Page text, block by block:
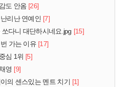
도 안옴 [26]
리난 연예인 [7]
다니 대단하시네요.jpg [15]
가는 이유 [17]
심 1위 [5]
영 [9]
의 센스있는 멘트 치기 [1]